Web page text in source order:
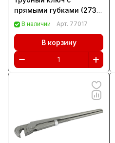
прямыми губками (2731-
4) В наличии Арт. 77017
В корзину